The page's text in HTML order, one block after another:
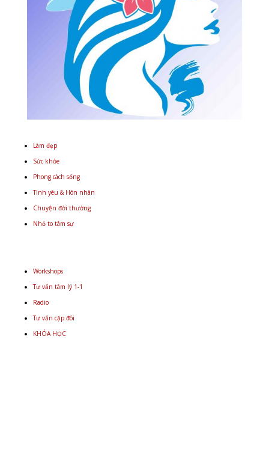
Làm đẹp
Sức khỏe
Phong cách sống
Tình yêu & Hôn nhân
Chuyện đời thường
Nhỏ to tâm sự
Workshops
Tư vấn tâm lý 1-1
Radio
Tư vấn cặp đôi
KHÓA HỌC